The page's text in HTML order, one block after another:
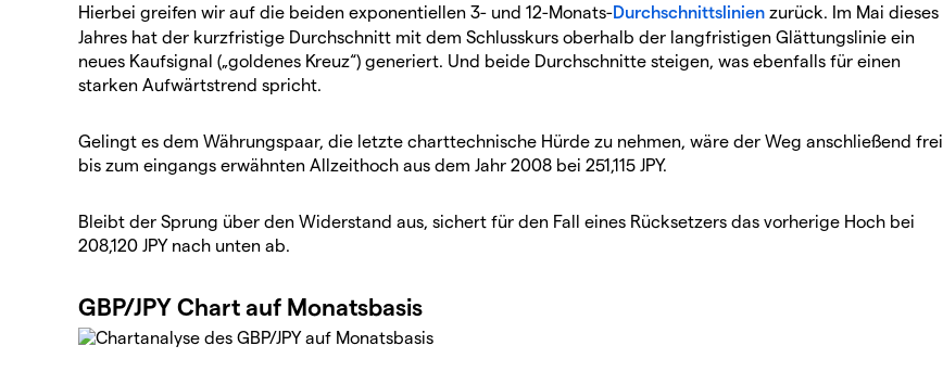
Hierbei greifen wir auf die beiden exponentiellen 3- und 12-Monats-Durchschnittslinien zurück. Im Mai dieses
Jahres hat der kurzfristige Durchschnitt mit dem Schlusskurs oberhalb der langfristigen Glättungslinie ein
neues Kaufsignal („goldenes Kreuz“) generiert. Und beide Durchschnitte steigen, was ebenfalls für einen
starken Aufwärtstrend spricht.
Gelingt es dem Währungspaar, die letzte charttechnische Hürde zu nehmen, wäre der Weg anschließend frei
bis zum eingangs erwähnten Allzeithoch aus dem Jahr 2008 bei 251,115 JPY.
Bleibt der Sprung über den Widerstand aus, sichert für den Fall eines Rücksetzers das vorherige Hoch bei
208,120 JPY nach unten ab.
GBP/JPY Chart auf Monatsbasis